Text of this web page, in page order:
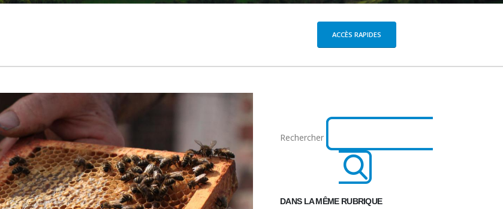
ACCÈS RAPIDES
Rechercher
DANS LA MÊME RUBRIQUE